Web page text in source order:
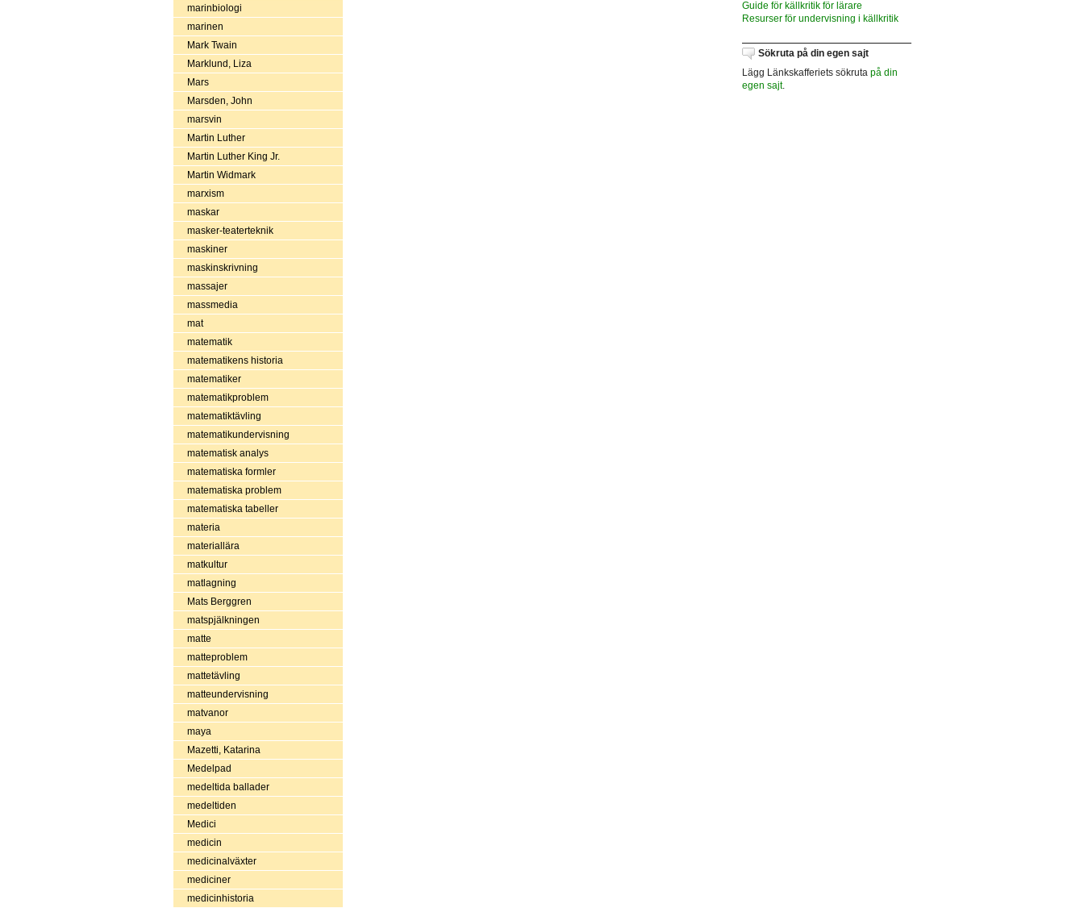
marinbiologi
marinen
Mark Twain
Marklund, Liza
Mars
Marsden, John
marsvin
Martin Luther
Martin Luther King Jr.
Martin Widmark
marxism
maskar
masker-teaterteknik
maskiner
maskinskrivning
massajer
massmedia
mat
matematik
matematikens historia
matematiker
matematikproblem
matematiktävling
matematikundervisning
matematisk analys
matematiska formler
matematiska problem
matematiska tabeller
materia
materiallära
matkultur
matlagning
Mats Berggren
matspjälkningen
matte
matteproblem
mattetävling
matteundervisning
matvanor
maya
Mazetti, Katarina
Medelpad
medeltida ballader
medeltiden
Medici
medicin
medicinalväxter
mediciner
medicinhistoria
Guide för källkritik för lärare
Resurser för undervisning i källkritik
Sökruta på din egen sajt
Lägg Länkskafferiets sökruta på din
egen sajt.